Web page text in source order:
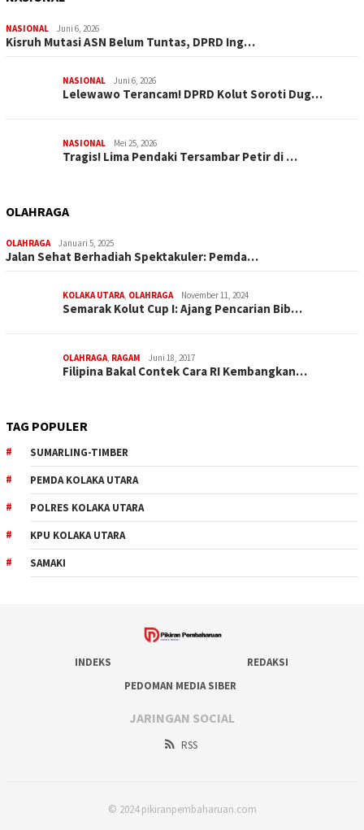
NASIONAL Juni 6, 2026
Kisruh Mutasi ASN Belum Tuntas, DPRD Ing…
NASIONAL Juni 6, 2026
Lelewawo Terancam! DPRD Kolut Soroti Dug…
NASIONAL Mei 25, 2026
Tragis! Lima Pendaki Tersambar Petir di …
OLAHRAGA
OLAHRAGA Januari 5, 2025
Jalan Sehat Berhadiah Spektakuler: Pemda…
KOLAKA UTARA OLAHRAGA November 11, 2024
Semarak Kolut Cup I: Ajang Pencarian Bib…
OLAHRAGA RAGAM Juni 18, 2017
Filipina Bakal Contek Cara RI Kembangkan…
TAG POPULER
SUMARLING-TIMBER
PEMDA KOLAKA UTARA
POLRES KOLAKA UTARA
KPU KOLAKA UTARA
SAMAKI
INDEKS
REDAKSI
PEDOMAN MEDIA SIBER
JARINGAN SOCIAL
RSS
© 2024 pikiranpembaharuan.com